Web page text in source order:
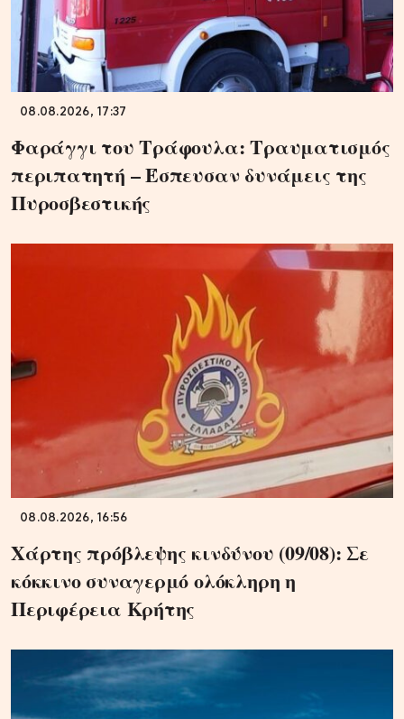
08.08.2026, 17:37
Φαράγγι του Τράφουλα: Τραυματισμός
περιπατητή – Έσπευσαν δυνάμεις της
Πυροσβεστικής
08.08.2026, 16:56
Χάρτης πρόβλεψης κινδύνου (09/08): Σε
κόκκινο συναγερμό ολόκληρη η
Περιφέρεια Κρήτης